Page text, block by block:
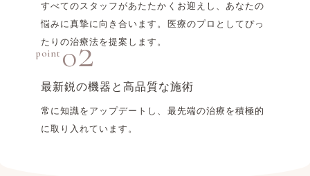
すべてのスタッフがあたたかくお迎えし、あなたの
悩みに真摯に向き合います。医療のプロとしてぴっ
たりの治療法を提案します。
point02
最新鋭の機器と高品質な施術
常に知識をアップデートし、最先端の治療を積極的
に取り入れています。